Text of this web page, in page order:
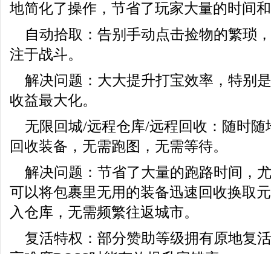
地简化了操作，节省了玩家大量的时间
自动拾取：告别手动点击捡物的繁琐
注于战斗。
解决问题：大大提升打宝效率，特别
收益最大化。
无限回城/远程仓库/远程回收：随时
回收装备，无需跑图，无需等待。
解决问题：节省了大量的跑路时间，
可以将包裹里无用的装备迅速回收换取
入仓库，无需频繁往返城市。
复活特权：部分赞助等级拥有原地复